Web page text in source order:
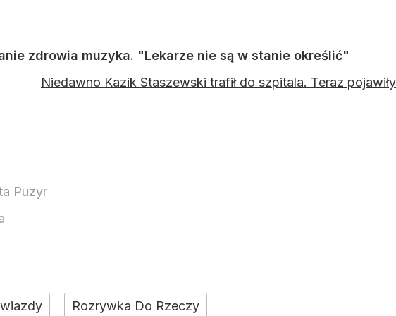
zdrowia muzyka. "Lekarze nie są w stanie określić"
Niedawno Kazik Staszewski trafił do szpitala. Teraz
Puzyr
Rozrywka Do Rzeczy